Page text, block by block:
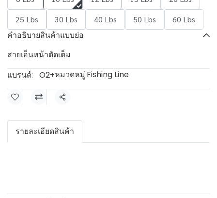
25 Lbs
30 Lbs 40 Lbs 50 Lbs 60 Lbs
คำอธิบายสินค้าแบบย่อ
สายเอ็นหน้าตัดเต็ม
แบรนด์:
O2+หมวดหมู่:Fishing Line
แชร์
รายละเอียดสินค้า